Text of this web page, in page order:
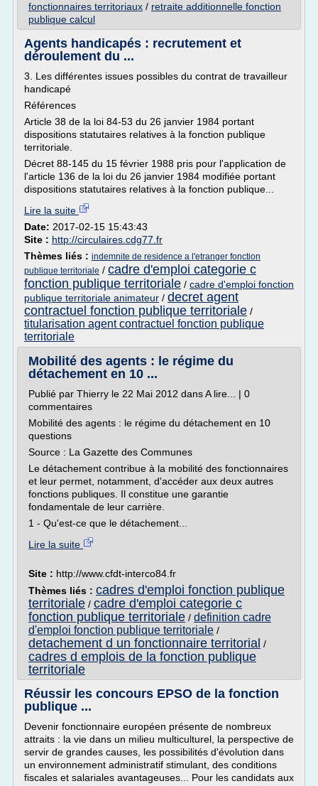
fonctionnaires territoriaux / retraite additionnelle fonction
publique calcul
Agents handicapés : recrutement et
déroulement du ...
3. Les différentes issues possibles du contrat de travailleur
handicapé
Références
Article 38 de la loi 84-53 du 26 janvier 1984 portant
dispositions statutaires relatives à la fonction publique
territoriale.
Décret 88-145 du 15 février 1988 pris pour l'application de
l'article 136 de la loi du 26 janvier 1984 modifiée portant
dispositions statutaires relatives à la fonction publique...
Lire la suite
Date: 2017-02-15 15:43:43
Site : http://circulaires.cdg77.fr
Thèmes liés : indemnite de residence a l'etranger fonction
publique territoriale / cadre d'emploi categorie c
fonction publique territoriale / cadre d'emploi fonction
publique territoriale animateur / decret agent
contractuel fonction publique territoriale /
titularisation agent contractuel fonction publique
territoriale
Mobilité des agents : le régime du
détachement en 10 ...
Publié par Thierry le 22 Mai 2012 dans A lire... | 0
commentaires
Mobilité des agents : le régime du détachement en 10
questions
Source : La Gazette des Communes
Le détachement contribue à la mobilité des fonctionnaires
et leur permet, notamment, d'accéder aux deux autres
fonctions publiques. Il constitue une garantie
fondamentale de leur carrière.
1 - Qu'est-ce que le détachement...
Lire la suite
Site : http://www.cfdt-interco84.fr
Thèmes liés : cadres d'emploi fonction publique
territoriale / cadre d'emploi categorie c
fonction publique territoriale / definition cadre
d'emploi fonction publique territoriale /
detachement d un fonctionnaire territorial /
cadres d emplois de la fonction publique
territoriale
Réussir les concours EPSO de la fonction
publique ...
Devenir fonctionnaire européen présente de nombreux
attraits : la vie dans un milieu multiculturel, la perspective de
servir de grandes causes, les possibilités d'évolution dans
un environnement administratif stimulant, des conditions
fiscales et salariales avantageuses... Pour les candidats aux